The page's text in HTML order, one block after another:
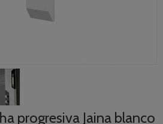
progresiva Jaina blanco